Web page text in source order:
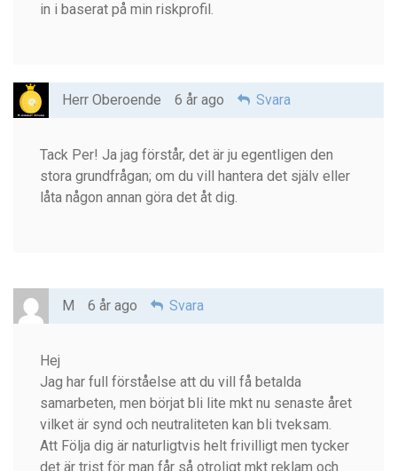
in i baserat på min riskprofil.
Herr Oberoende 6 år ago Svara
Tack Per! Ja jag förstår, det är ju egentligen den
stora grundfrågan; om du vill hantera det själv eller
låta någon annan göra det åt dig.
M 6 år ago Svara
Hej
Jag har full förståelse att du vill få betalda
samarbeten, men börjat bli lite mkt nu senaste året
vilket är synd och neutraliteten kan bli tveksam.
Att Följa dig är naturligtvis helt frivilligt men tycker
det är trist för man får så otroligt mkt reklam och